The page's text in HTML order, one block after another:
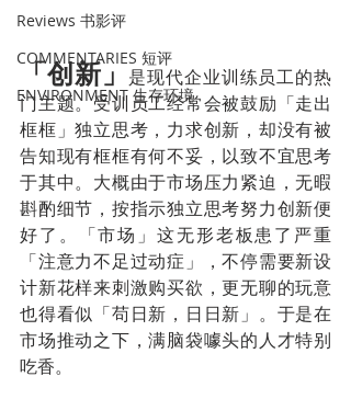
Reviews 书影评
COMMENTARIES 短评
ENVIRONMENT 生存环境
「创新」是现代企业训练员工的热
门主题。受训员工经常会被鼓励「走出
框框」独立思考，力求创新，却没有被
告知现有框框有何不妥，以致不宜思考
于其中。大概由于市场压力紧迫，无暇
斟酌细节，按指示独立思考努力创新便
好了。「市场」这无形老板患了严重
「注意力不足过动症」，不停需要新设
计新花样来刺激购买欲，更无聊的玩意
也得看似「苟日新，日日新」。于是在
市场推动之下，满脑袋噱头的人才特别
吃香。